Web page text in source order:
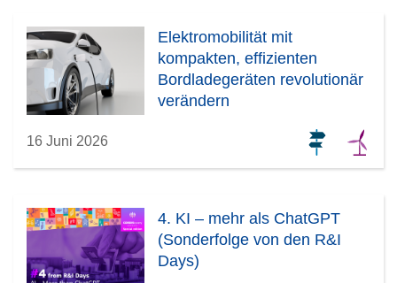
e
r
)
Elektromobilität mit
kompakten, effizienten
Bordladegeräten revolutionär
verändern
16 Juni 2026
4. KI – mehr als ChatGPT
(Sonderfolge von den R&I
Days)